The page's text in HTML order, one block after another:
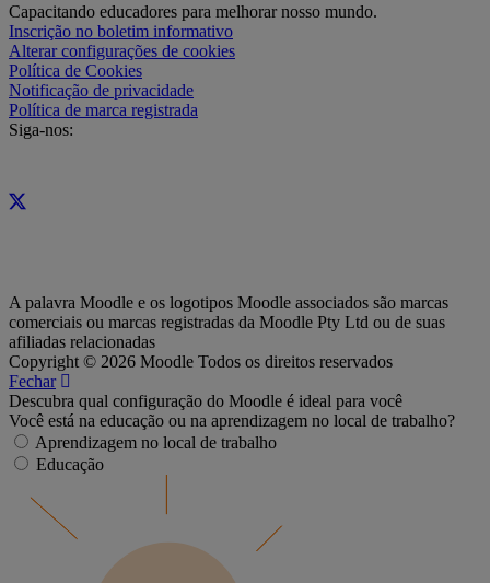
Capacitando educadores para melhorar nosso mundo.
Inscrição no boletim informativo
Alterar configurações de cookies
Política de Cookies
Notificação de privacidade
Política de marca registrada
Siga-nos:
A palavra Moodle e os logotipos Moodle associados são marcas
comerciais ou marcas registradas da Moodle Pty Ltd ou de suas
afiliadas relacionadas
Copyright © 2026 Moodle Todos os direitos reservados
Fechar
Descubra qual configuração do Moodle é ideal para você
Você está na educação ou na aprendizagem no local de trabalho?
Aprendizagem no local de trabalho
Educação